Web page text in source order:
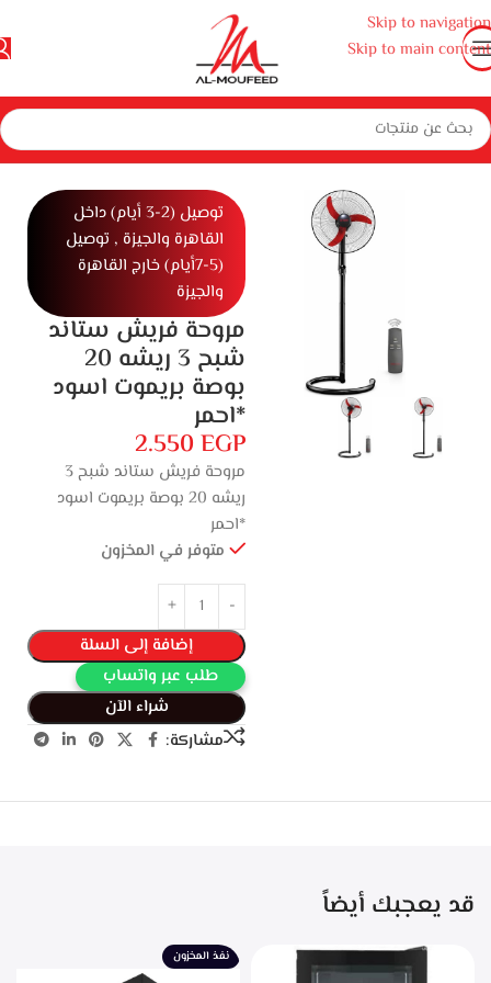
Skip to navigation
Skip to main content
الرئيسية المنزل أجهزة منزلية صغيرة أجهزة منزلية مراوح مروحه
توصيل (2-3 أيام) داخل
القاهرة والجيزة , توصيل
(5-7أيام) خارج القاهرة
والجيزة
مروحة فريش ستاند
شبح 3 ريشه 20
بوصة بريموت اسود
*احمر
2.550 EGP
مروحة فريش ستاند شبح 3
ريشه 20 بوصة بريموت اسود
*احمر
متوفر في المخزون
إضافة إلى السلة
طلب عبر واتساب
شراء الآن
مشاركة:
قد يعجبك أيضاً
نفذ المخزون